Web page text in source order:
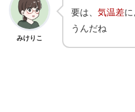
みけりこ
要は、 気温差
うんだね